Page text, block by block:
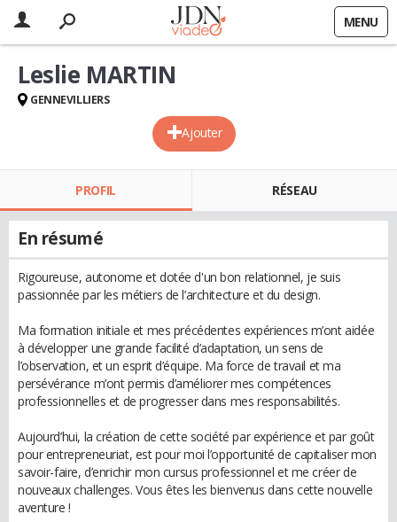
MENU
Ajouter
Leslie MARTIN
GENNEVILLIERS
PROFIL RÉSEAU
En résumé
Rigoureuse, autonome et dotée d'un bon relationnel, je suis
passionnée par les métiers de l’architecture et du design.
Ma formation initiale et mes précédentes expériences m’ont aidée
à développer une grande facilité d’adaptation, un sens de
l’observation, et un esprit d’équipe. Ma force de travail et ma
persévérance m’ont permis d’améliorer mes compétences
professionnelles et de progresser dans mes responsabilités.
Aujourd’hui, la création de cette société par expérience et par goût
pour entrepreneuriat, est pour moi l’opportunité de capitaliser mon
savoir-faire, d’enrichir mon cursus professionnel et me créer de
nouveaux challenges. Vous êtes les bienvenus dans cette nouvelle
aventure !